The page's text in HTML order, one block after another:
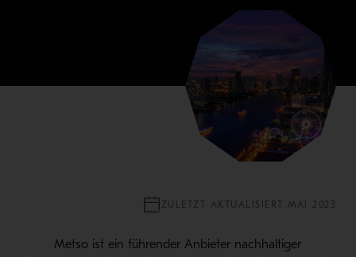
ZULETZT AKTUALISIERT MAI 2023
Metso ist ein führender Anbieter nachhaltiger